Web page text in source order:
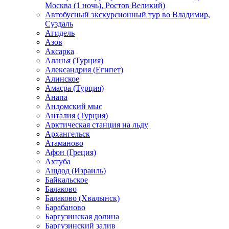
Москва (1 ночь), Ростов Великий)
Автобусный экскурсионный тур во Владимир,
Суздаль
Агидель
Азов
Аксарка
Аланья (Турция)
Александрия (Египет)
Алинское
Амасра (Турция)
Анапа
Андомский мыс
Анталия (Турция)
Арктическая станция на льду
Архангельск
Атаманово
Афон (Греция)
Ахтуба
Ашдод (Израиль)
Байкальское
Балаково
Балаково (Хвалынск)
Барабаново
Баргузинская долина
Баргузинский залив